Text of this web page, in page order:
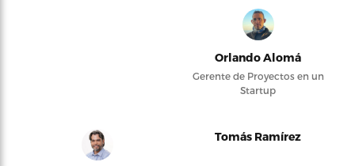
Orlando Alomá
Gerente de Proyectos en un
Startup
Tomás Ramírez